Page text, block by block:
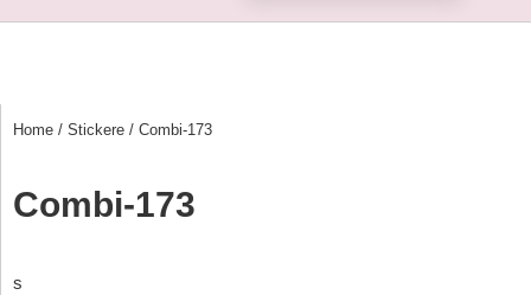
Home / Stickere / Combi-173
Combi-173
s